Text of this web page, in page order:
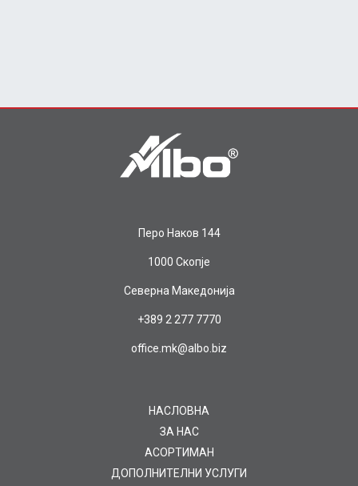
Перо Наков 144
1000 Скопје
Северна Македонија
+389 2 277 7770
office.mk@albo.biz
НАСЛОВНА
ЗА НАС
AСОРТИМАН
ДОПОЛНИТЕЛНИ УСЛУГИ